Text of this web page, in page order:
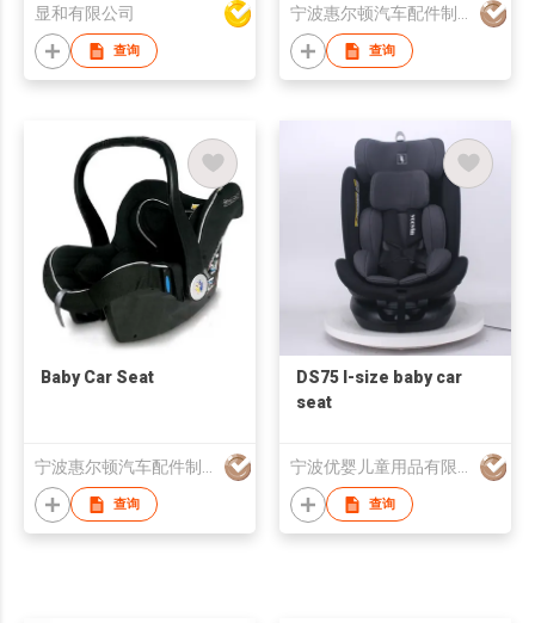
显和有限公司
查询 查询
Baby Car Seat
宁波惠尔顿汽车配件制造有限公司
查询
DS75 I-size baby car
seat
宁波优婴儿童用品有限公司
查询